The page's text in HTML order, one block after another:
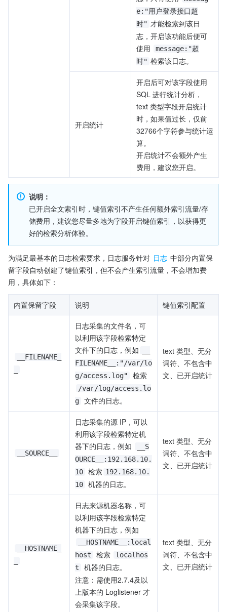
e:"用户登录接口超
时" 才能检索到该日
志，开启该功能后便可
使用
message:"超
时" 检索该日志。
开启统计
开启后可对该字段使用
SQL 进行统计分析，
text 类型字段开启统计
时，如果值过长，仅前
32766个字符参与统计运
算。
开启统计不会额外产生
费用，建议您开启。
说明：
已开启全文索引时，键值索引不产生任何额外索引流量/存
储费用，建议您尽量多地为字段开启键值索引，以获得更
好的检索分析体验。
为满足最基本的日志检索要求，日志服务针对 日志 中部分内置保
留字段自动创建了键值索引，但不会产生索引流量，不会增加费
用，具体如下：
内置保留字段 说明 键值索引配置
__FILENAME_
日志采集的文件名，可
以利用该字段检索特定
文件下的日志，例如
FILENAME__:"/var/lo
g/access.log"
/var/log/access.lo
g
文件的日志。
text 类型、无分
词符、不包含中
文、已开启统计
__SOURCE__
日志采集的源 IP，可以
利用该字段检索特定机
器下的日志，例如
__S
OURCE__:192.168.10.
10
检索 192.168.10.
10
机器的日志。
text 类型、无分
词符、不包含中
文、已开启统计
__HOSTNAME_
日志来源机器名称，可
以利用该字段检索特定
机器下的日志，例如
__HOSTNAME__:local
host
检索
localhos
t
机器的日志。
注意：需使用2.7.4及以
上版本的 Loglistener 才
会采集该字段。
text 类型、无分
词符、不包含中
文、已开启统计